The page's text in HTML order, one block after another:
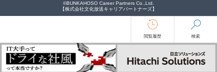
検索
閲覧履歴
©BUNKAHOSO Career Partners Co.,Ltd.
【株式会社文化放送キャリアパートナーズ】